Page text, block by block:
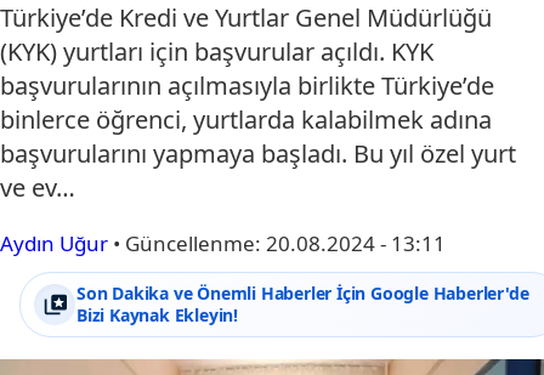
Türkiye’de Kredi ve Yurtlar Genel Müdürlüğü
(KYK) yurtları için başvurular açıldı. KYK
başvurularının açılmasıyla birlikte Türkiye’de
binlerce öğrenci, yurtlarda kalabilmek adına
başvurularını yapmaya başladı. Bu yıl özel yurt
ve ev…
Aydın Uğur • Güncellenme: 20.08.2024 - 13:11
Son Dakika ve Önemli Haberler İçin Google Haberler'de
Bizi Kaynak Ekleyin!